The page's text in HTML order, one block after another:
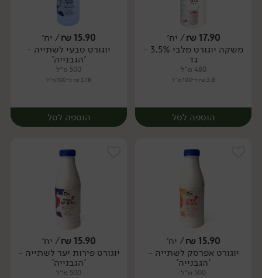
יח׳ יח׳
17.90
₪/ יח׳
משקה יוגורט מלבי 3.5% -
גד
480 מ"ל
3.73 ₪ ל-100 מ"ל
הוספה לסל
יח׳
15.90
₪/ יח׳
יוגורט טבעי לשתייה -
'הגבנייה'
500 מ״ל
3.18 ₪ ל-100 מ״ל
הוספה לסל
יח׳
15.90
₪/ יח׳
יוגורט אפרסק לשתייה -
'הגבנייה'
500 מ״ל
15.90
₪/ יח׳
יוגורט פירות יער לשתייה -
'הגבנייה'
500 מ״ל